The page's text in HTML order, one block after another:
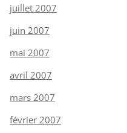
juillet 2007
juin 2007
mai 2007
avril 2007
mars 2007
février 2007